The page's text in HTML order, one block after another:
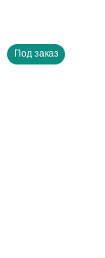
Под заказ